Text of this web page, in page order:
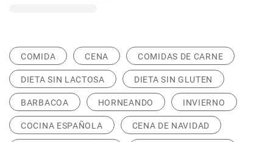
COMIDA CENA COMIDAS DE CARNE
DIETA SIN LACTOSA DIETA SIN GLUTEN
BARBACOA HORNEANDO INVIERNO
COCINA ESPAÑOLA CENA DE NAVIDAD